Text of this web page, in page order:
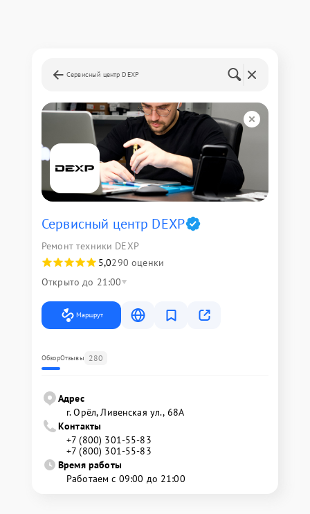
Сервисный центр DEXP
Сервисный центр DEXP
Ремонт техники DEXP
5,0290 оценки
Открыто до 21:00
Маршрут
ОбзорОтзывы 280
Адрес
г. Орёл, Ливенская ул., 68А
Контакты
+7 (800) 301-55-83
+7 (800) 301-55-83
Время работы
Работаем с 09:00 до 21:00